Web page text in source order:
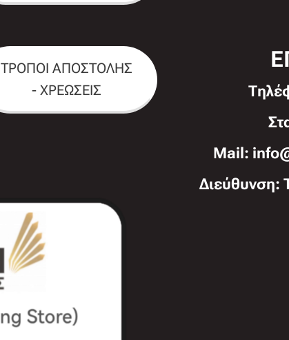
ΤΡΟΠΟΙ ΑΠΟΣΤΟΛΗΣ
- ΧΡΕΩΣΕΙΣ
Mail:
Διεύθυνση: